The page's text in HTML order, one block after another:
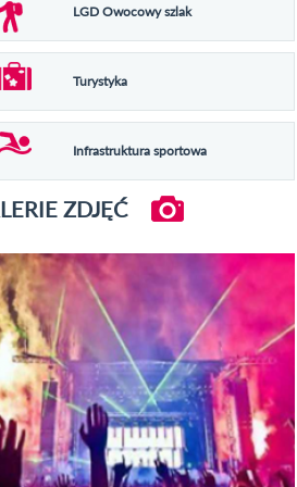
LGD Owocowy szlak
Turystyka
Infrastruktura sportowa
ZDJĘĆ